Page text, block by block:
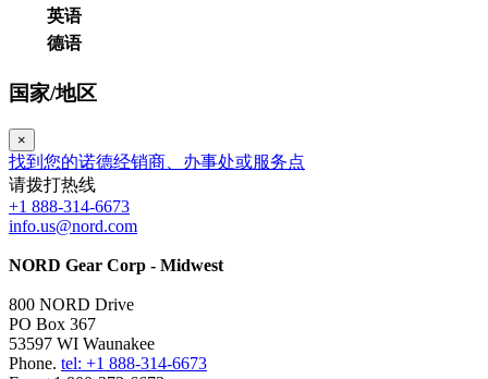
英语
德语
国家/地区
×
找到您的诺德经销商、办事处或服务点
请拨打热线
+1 888-314-6673
info.us@nord.com
NORD Gear Corp - Midwest
800 NORD Drive
PO Box 367
53597 WI Waunakee
Phone. tel: +1 888-314-6673